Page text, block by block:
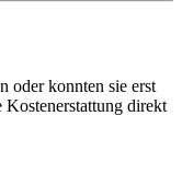
oder konnten sie erst
Kostenerstattung direkt